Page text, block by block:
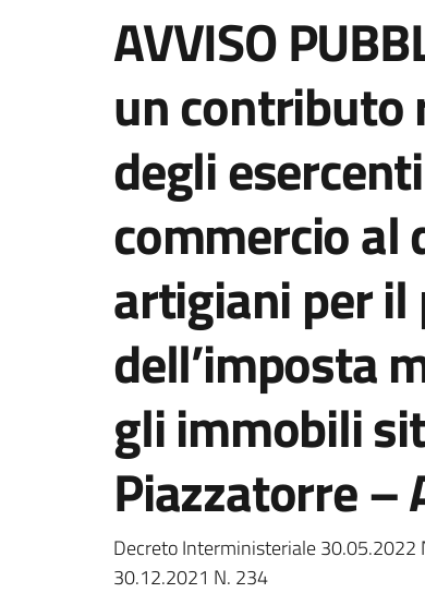
AVVISO
un contributo
degli
commercio al
artigiani per
dell’imposta
gli immobili
Piazzatorre –
Dettagli della
Decreto Interministeriale 30.05.2022
30.12.2021 N. 234